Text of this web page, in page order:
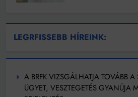
LEGRFISSEBB HÍREINK:
A BRFK VIZSGÁLHATJA TOVÁBB A
ÜGYET, VESZTEGETÉS GYANÚJA